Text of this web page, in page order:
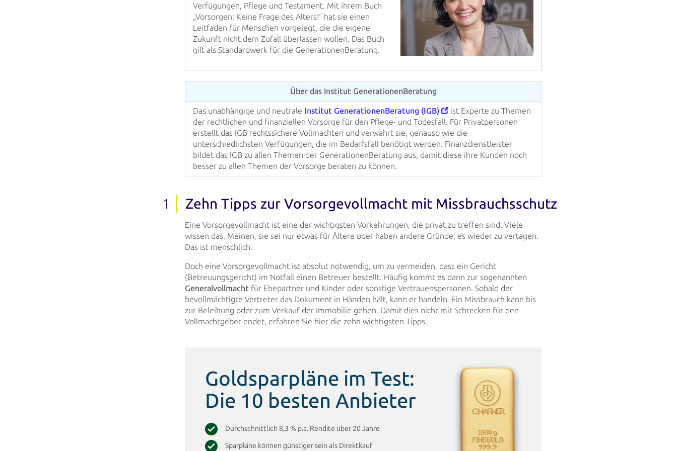
Verfügungen, Pflege und Testament. Mit ihrem Buch
„Vorsorgen: Keine Frage des Alters!“ hat sie einen
Leitfaden für Menschen vorgelegt, die die eigene
Zukunft nicht dem Zufall überlassen wollen. Das Buch
gilt als Standardwerk für die GenerationenBeratung.
Über das Institut GenerationenBeratung
Das unabhängige und neutrale Institut GenerationenBeratung (IGB)
ist Experte zu Themen
der rechtlichen und finanziellen Vorsorge für den Pflege- und Todesfall. Für Privatpersonen
erstellt das IGB rechtssichere Vollmachten und verwahrt sie, genauso wie die
unterschiedlichsten Verfügungen, die im Bedarfsfall benötigt werden. Finanzdienstleister
bildet das IGB zu allen Themen der GenerationenBeratung aus, damit diese ihre Kunden noch
besser zu allen Themen der Vorsorge beraten zu können.
Zehn Tipps zur Vorsorge­vollmacht mit Missbrauchsschutz
Eine Vorsorgevollmacht ist eine der wichtigsten Vorkehrungen, die privat zu treffen sind. Viele
wissen das. Meinen, sie sei nur etwas für Ältere oder haben andere Gründe, es wieder zu vertagen.
Das ist menschlich.
Doch eine Vorsorgevollmacht ist absolut notwendig, um zu vermeiden, dass ein Gericht
(Betreuungsgericht) im Notfall einen Betreuer bestellt. Häufig kommt es dann zur sogenannten
Generalvollmacht für Ehepartner und Kinder oder sonstige Vertrauenspersonen. Sobald der
bevollmächtigte Vertreter das Dokument in Händen hält, kann er handeln. Ein Missbrauch kann bis
zur Beleihung oder zum Verkauf der Immobilie gehen. Damit dies nicht mit Schrecken für den
Vollmachtgeber endet, erfahren Sie hier die zehn wichtigsten Tipps.
Goldsparpläne im Test:
Die 10 besten Anbieter
Durchschnittlich 8,3 % p.a. Rendite über 20 Jahre
Sparpläne können günstiger sein als Direktkauf